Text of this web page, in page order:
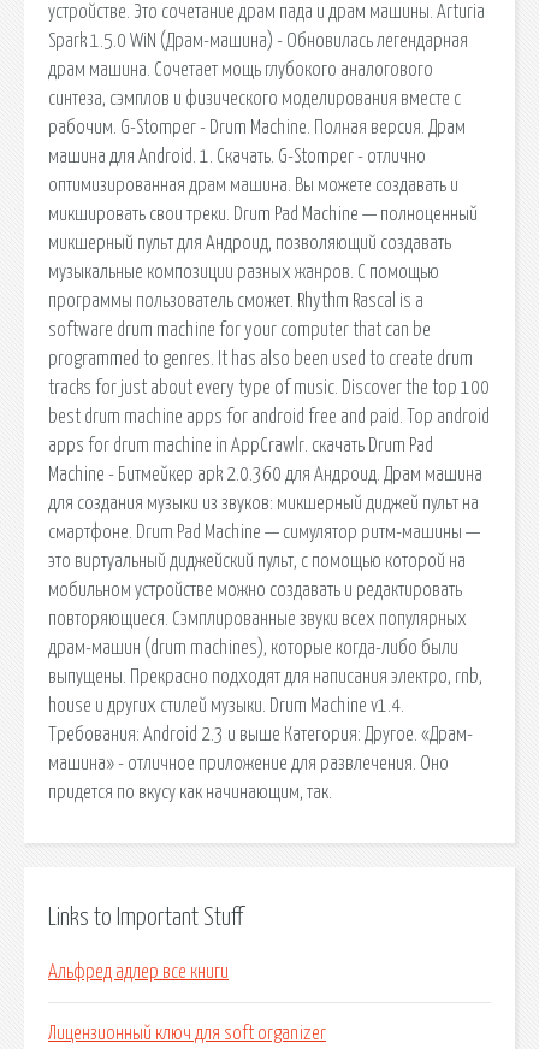
устройстве. Это сочетание драм пада и драм машины. Arturia
Spark 1.5.0 WiN (Драм-машина) - Обновилась легендарная
драм машина. Сочетает мощь глубокого аналогового
синтеза, сэмплов и физического моделирования вместе с
рабочим. G-Stomper - Drum Machine. Полная версия. Драм
машина для Android. 1. Скачать. G-Stomper - отлично
оптимизированная драм машина. Вы можете создавать и
микшировать свои треки. Drum Pad Machine — полноценный
микшерный пульт для Андроид, позволяющий создавать
музыкальные композиции разных жанров. С помощью
программы пользователь сможет. Rhythm Rascal is a
software drum machine for your computer that can be
programmed to genres. It has also been used to create drum
tracks for just about every type of music. Discover the top 100
best drum machine apps for android free and paid. Top android
apps for drum machine in AppCrawlr. скачать Drum Pad
Machine - Битмейкер apk 2.0.360 для Андроид. Драм машина
для создания музыки из звуков: микшерный диджей пульт на
смартфоне. Drum Pad Machine — симулятор ритм-машины —
это виртуальный диджейский пульт, с помощью которой на
мобильном устройстве можно создавать и редактировать
повторяющиеся. Сэмплированные звуки всех популярных
драм-машин (drum machines), которые когда-либо были
выпущены. Прекрасно подходят для написания электро, rnb,
house и других стилей музыки. Drum Machine v1.4.
Требования: Android 2.3 и выше Категория: Другое. «Драм-
машина» - отличное приложение для развлечения. Оно
придется по вкусу как начинающим, так.
Links to Important Stuff
Альфред адлер все книги
Лицензионный ключ для soft organizer